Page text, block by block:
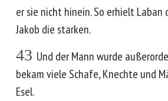
er sie nicht hinein. So erhielt Laban
Jakob die starken.
43 Und der Mann wurde
bekam viele Schafe, Knechte und
Esel.